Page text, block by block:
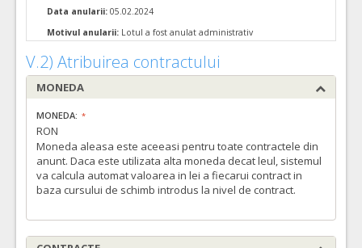
COD CPV: 33111710-1 Accesorii pentru angiografie (Rev.2)
VALOAREA ESTIMATA FARA
2.700,00 - 135.000,00 Leu
22. Sistem cu balon de ocluzie
COD CPV:
VALOAREA ESTIMATA FARA
TVA:
3.100,00 - 186.000,00 Leu
ATRIBUIT
Cant min si max este specificata in caietul de sarcini, al prezentei documentatii.
Data anularii: 05.02.2024
Motivul anularii: Lotul a fost anulat administrativ
V.2) Atribuirea contractului
MONEDA
MONEDA:
RON
Moneda aleasa este aceeasi pentru toate contractele din
anunt. Daca este utilizata alta moneda decat leul, sistemul
va calcula automat valoarea in lei a fiecarui contract in
baza cursului de schimb introdus la nivel de contract.